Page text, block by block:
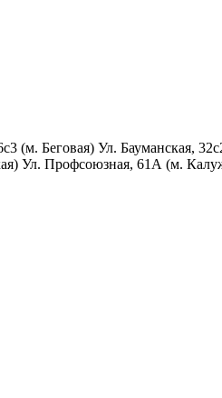
(м. Беговая) Ул. Бауманская,
Ул. Профсоюзная, 61А (м.